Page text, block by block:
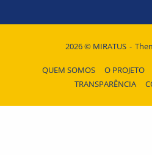
2026 © MIRATUS
QUEM SOMOS O PROJETO
TRANSPARÊNCIA